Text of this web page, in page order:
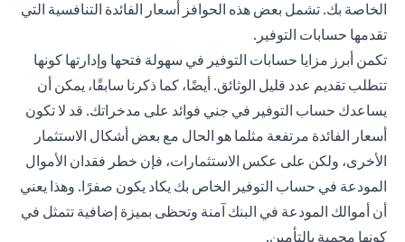
الخاصة بك. تشمل بعض هذه الحوافز أسعار الفائدة التنافسية التي
تقدمها حسابات التوفير.
تكمن أبرز مزايا حسابات التوفير في سهولة فتحها وإدارتها كونها
تتطلب تقديم عدد قليل الوثائق. أيضًا، كما ذكرنا سابقًا، يمكن أن
يساعدك حساب التوفير في جني فوائد على مدخراتك. قد لا تكون
أسعار الفائدة مرتفعة مثلما هو الحال مع بعض أشكال الاستثمار
الأخرى، ولكن على عكس الاستثمارات، فإن خطر فقدان الأموال
المودعة في حساب التوفير الخاص بك يكاد يكون صفرًا. وهذا يعني
أن أموالك المودعة في البنك آمنة وتحظى بميزة إضافية تتمثل في
كونها محمية بالتأمين.